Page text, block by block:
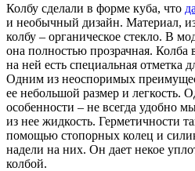
Колбу сделали в форме куба, что
и необычный дизайн. Материал,
колбу – органическое стекло. В
она полностью прозрачная. Колба
на ней есть специальная отметка
Одним из неоспоримых
ее небольшой размер и легкость.
особенности – не всегда удобно
из нее жидкость. Герметичности
помощью стопорных колец и
надели на них. Он дает некое
колбой.